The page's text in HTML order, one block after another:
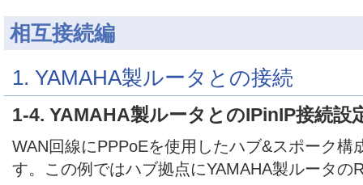
相互接続編
1. YAMAHA製ルータとの接続
1-4. YAMAHA製ルータとのIPinIP接続設
WAN回線にPPPoEを使用したハブ&スポーク構
す。この例ではハブ拠点にYAMAHA製ルータの